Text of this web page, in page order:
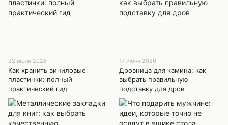
22 июля 2026
Как хранить виниловые
пластинки: полный
практический гид
17 июня 2026
Дровница для камина: как
выбрать правильную
подставку для дров